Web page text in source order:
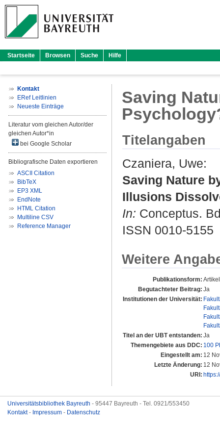
Startseite Browsen Suche Hilfe
Kontakt
ERef Leitlinien
Neueste Einträge
Literatur vom gleichen Autor/der
gleichen Autor*in
bei Google Scholar
Bibliografische Daten exportieren
ASCII Citation
BibTeX
EP3 XML
EndNote
HTML Citation
Multiline CSV
Reference Manager
Saving
Titelangaben
Czaniera, Uwe:
Saving Nature
Illusions
In: Conceptus.
ISSN 0010-5155
Weitere
Publikationsform:
Begutachteter Beitrag: Ja
Institutionen der Universität:
Titel an der UBT entstanden: Ja
Themengebiete aus DDC: 100
Eingestellt am: 12
Letzte Änderung: 12
URI:
Universitätsbibliothek Bayreuth - 95447 Bayreuth - Tel. 0921/553450
Kontakt- Impressum - Datenschutz